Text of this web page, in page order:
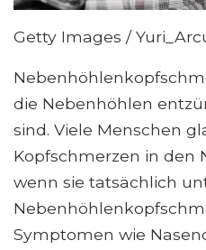
Getty Images /
die Nebenhöhlen
sind. Viele Menschen
Kopfschmerzen in den
wenn sie tatsächlich
Symptomen wie